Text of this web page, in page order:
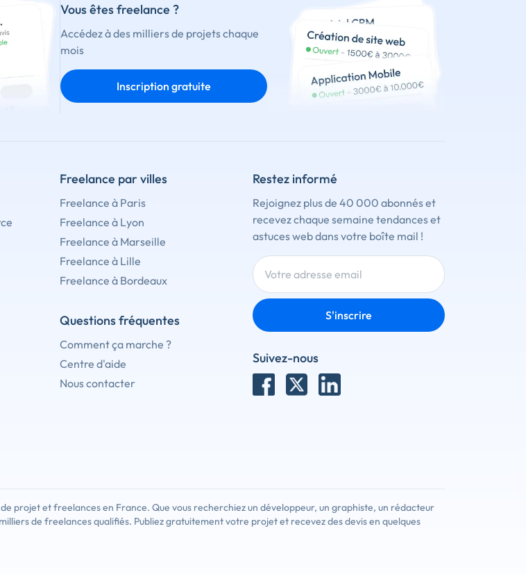
Vous êtes freelance ?
Accédez à des milliers de projets chaque
mois
Inscription gratuite
Freelance par villes
Freelance à Paris
Freelance à Lyon
Freelance à Marseille
Freelance à Lille
Freelance à Bordeaux
Questions fréquentes
Comment ça marche ?
Centre d'aide
Nous contacter
Restez informé
Rejoignez plus de 40 000 abonnés et
recevez chaque semaine tendances et
astuces web dans votre boîte mail !
S'inscrire
Suivez-nous
projet et freelances en France. Que vous recherchiez un développeur, un graphiste, un rédacteur
de freelances qualifiés. Publiez gratuitement votre projet et recevez des devis en quelques